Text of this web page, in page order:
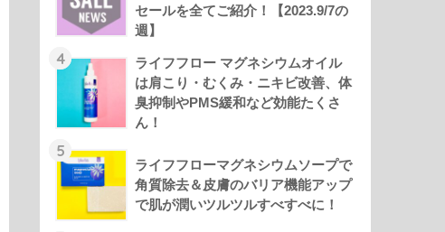
セールを全てご紹介！【2023.9/7の
週】
4
ライフフロー マグネシウムオイル
は肩こり・むくみ・ニキビ改善、体
臭抑制やPMS緩和など効能たくさ
ん！
5
ライフフローマグネシウムソープで
角質除去＆皮膚のバリア機能アップ
で肌が潤いツルツルすべすべに！